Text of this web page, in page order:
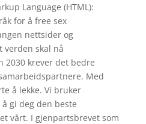
Language (HTML):
for å free sex
nettsider og
verden skal nå
krever det bedre
Med
å lekke. Vi bruker
gi deg den beste
vårt. I gjenpartsbrevet som